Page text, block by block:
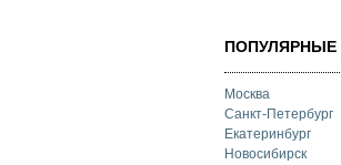
ПОПУЛЯРНЫЕ
Москва
Санкт-Петербург
Екатеринбург
Новосибирск